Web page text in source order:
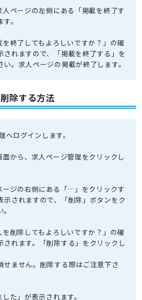
ページの左側にある「掲載を終了す
。
終了してもよろしいですか？」の確
されますので、「掲載を終了する」を
。求人ページの掲載が終了します。
除する方法
ログインします。
から、求人ページ管理をクリックし
ージの右側にある「…」をクリックす
示されますので、「削除」ボタンをク
削除してもよろしいですか？」の確
されます。「削除する」をクリックし
ません。削除する際はご注意下さ
た」が表示されます。